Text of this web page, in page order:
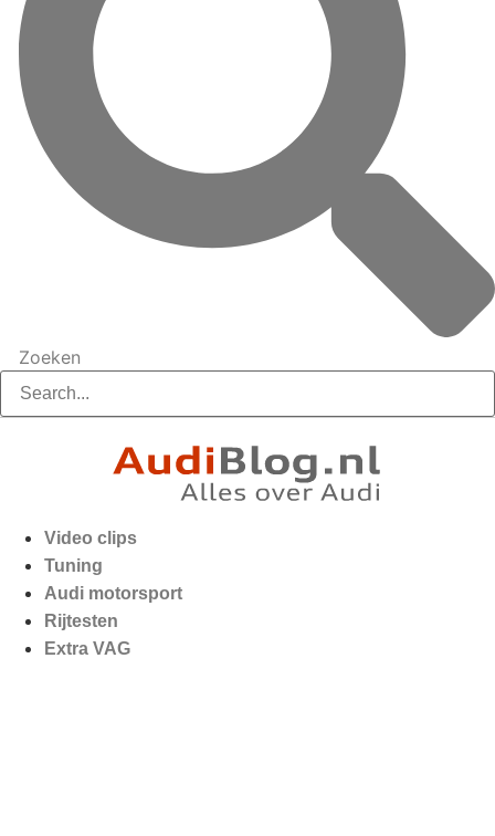
Zoeken
Video clips
Tuning
Audi motorsport
Rijtesten
Extra VAG